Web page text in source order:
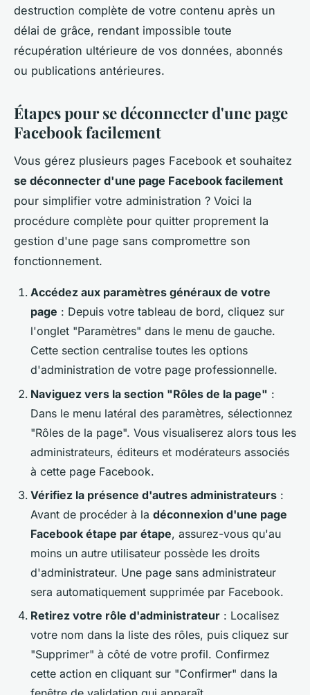
destruction complète de votre contenu après un
délai de grâce, rendant impossible toute
récupération ultérieure de vos données, abonnés
ou publications antérieures.
Étapes pour se déconnecter d'une page
Facebook facilement
Vous gérez plusieurs pages Facebook et souhaitez
se déconnecter d'une page Facebook facilement
pour simplifier votre administration ? Voici la
procédure complète pour quitter proprement la
gestion d'une page sans compromettre son
fonctionnement.
Accédez aux paramètres généraux de votre
page : Depuis votre tableau de bord, cliquez sur
l'onglet "Paramètres" dans le menu de gauche.
Cette section centralise toutes les options
d'administration de votre page professionnelle.
Naviguez vers la section "Rôles de la page" :
Dans le menu latéral des paramètres, sélectionnez
"Rôles de la page". Vous visualiserez alors tous les
administrateurs, éditeurs et modérateurs associés
à cette page Facebook.
Vérifiez la présence d'autres administrateurs :
Avant de procéder à la déconnexion d'une page
Facebook étape par étape, assurez-vous qu'au
moins un autre utilisateur possède les droits
d'administrateur. Une page sans administrateur
sera automatiquement supprimée par Facebook.
Retirez votre rôle d'administrateur : Localisez
votre nom dans la liste des rôles, puis cliquez sur
"Supprimer" à côté de votre profil. Confirmez
cette action en cliquant sur "Confirmer" dans la